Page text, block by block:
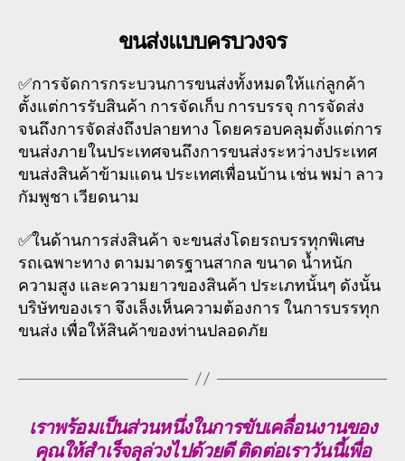
ขนส่งแบบครบวงจร
✅การจัดการกระบวนการขนส่งทั้งหมดให้แก่ลูกค้า
ตั้งแต่การรับสินค้า การจัดเก็บ การบรรจุ การจัดส่ง
จนถึงการจัดส่งถึงปลายทาง โดยครอบคลุมตั้งแต่การ
ขนส่งภายในประเทศจนถึงการขนส่งระหว่างประเทศ
ขนส่งสินค้าข้ามแดน ประเทศเพื่อนบ้าน เช่น พม่า ลาว
กัมพูชา เวียดนาม
✅ในด้านการส่งสินค้า จะขนส่งโดยรถบรรทุกพิเศษ
รถเฉพาะทาง ตามมาตรฐานสากล ขนาด น้ำหนัก
ความสูง และความยาวของสินค้า ประเภทนั้นๆ ดังนั้น
บริษัทของเรา จึงเล็งเห็นความต้องการ ในการบรรทุก
ขนส่ง เพื่อให้สินค้าของท่านปลอดภัย
เราพร้อมเป็นส่วนหนึ่งในการขับเคลื่อนงานของ
คุณให้สำเร็จลุล่วงไปด้วยดี ติดต่อเราวันนี้เพื่อ